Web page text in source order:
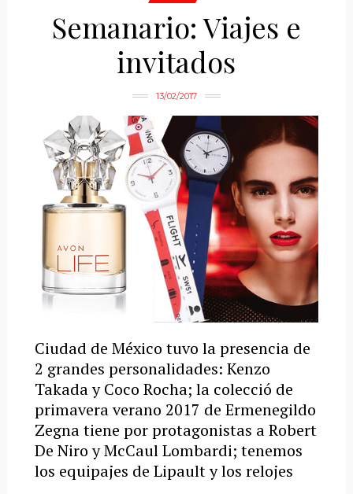
Semanario: Viajes e
invitados
13/02/2017
Ciudad de México tuvo la presencia de
2 grandes personalidades: Kenzo
Takada y Coco Rocha; la colecció de
primavera verano 2017 de Ermenegildo
Zegna tiene por protagonistas a Robert
De Niro y McCaul Lombardi; tenemos
los equipajes de Lipault y los relojes